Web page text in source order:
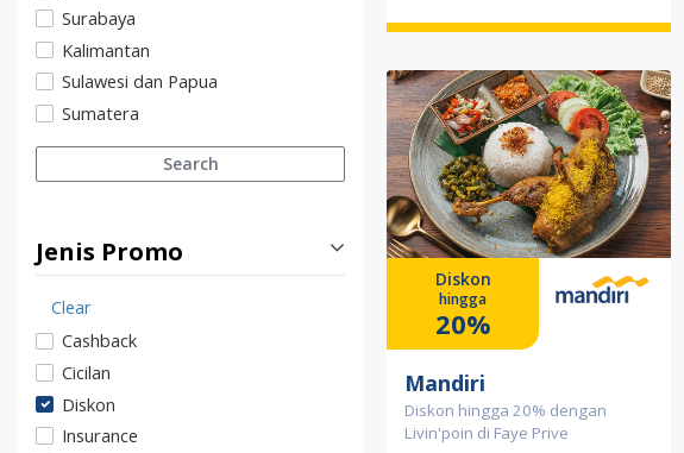
Surabaya
Kalimantan
Sulawesi dan Papua
Sumatera
Search
Jenis Promo
Clear
Cashback
Cicilan
Diskon
Insurance
Diskon
hingga
20%
Mandiri
Diskon hingga 20% dengan
Livin'poin di Faye Prive